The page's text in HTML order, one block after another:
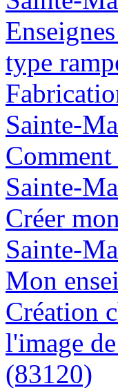
type
Sainte-
Sainte-
Créer
Sainte-
Mon
Création
l'image
(83120)